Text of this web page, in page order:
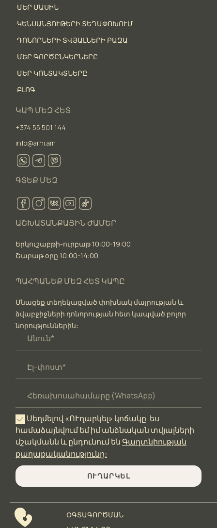
ՄԵՐ ՄԱՍԻՆ
ԿԵՆՍԱՆՅՈՒԹԵՐԻ ՏԵՂԱՓՈԽՈՒՄ
ԴՈՆՈՐՆԵՐԻ ՏՎՅԱԼՆԵՐԻ ԲԱԶԱ
ՄԵՐ ԳՈՐԾԸՆԿԵՐՆԵՐԸ
ՄԵՐ ԿՈՆՏԱԿՏՆԵՐԸ
ԲԼՈԳ
ԿԱՊ ՄԵԶ ՀԵՏ
+374 55 501 144
info@arni.am
ԳՏԵՔ ՄԵԶ
ԱՇԽԱՏԱՆՔԱՅԻՆ ԺԱՄԵՐ
Երկուշաբթի-ուրբաթ 10:00-19:00
Շաբաթ օրը 10:00-14:00
ՊԱՀՊԱՆԵՔ ՄԵԶ ՀԵՏ ԿԱՊԸ
Մնացեք տեղեկացված փոխնակ մայրության և
ձվաբջիջների դոնորության հետ կապված բոլոր
նորություններին։
Սեղմելով «ՈՒղարկել» կոճակը, ես
համաձայնվում եմ իմ անձնական տվյալների
մշակմանն և ընդունում են Գաղտնիության
քաղաքականությունը։
ՈՒՂԱՐԿԵԼ
ՕԳՏԱԳՈՐԾՄԱՆ